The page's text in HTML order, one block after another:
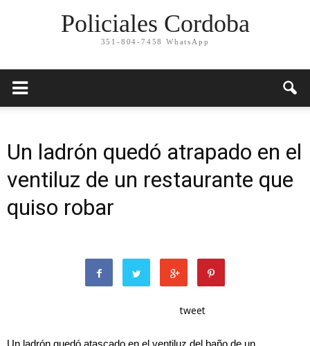
Policiales Cordoba
351-804-7458 WhatsApp
Un ladrón quedó atrapado en el
ventiluz de un restaurante que
quiso robar
tweet
Un ladrón quedó atascado en el ventiluz del baño de un